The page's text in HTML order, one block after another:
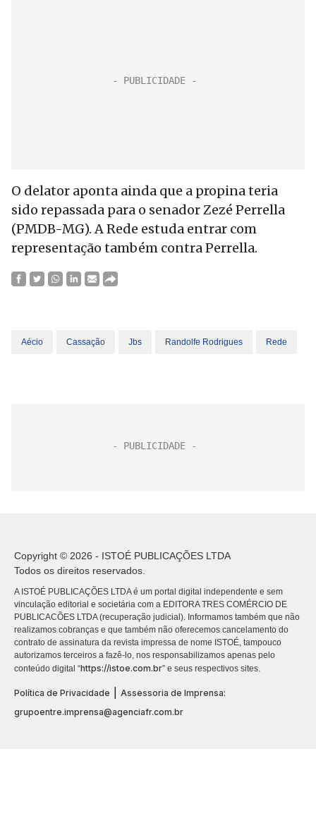
O delator aponta ainda que a propina teria
sido repassada para o senador Zezé Perrella
(PMDB-MG). A Rede estuda entrar com
representação também contra Perrella.
Aécio Cassação Jbs Randolfe Rodrigues Rede
Copyright © 2026 - ISTOÉ PUBLICAÇÕES LTDA
Todos os direitos reservados.
A ISTOÉ PUBLICAÇÕES LTDA é um portal digital independente e sem
vinculação editorial e societária com a EDITORA TRES COMÉRCIO DE
PUBLICACÕES LTDA (recuperação judicial). Informamos também que não
realizamos cobranças e que também não oferecemos cancelamento do
contrato de assinatura da revista impressa de nome ISTOÉ, tampouco
autorizamos terceiros a fazê-lo, nos responsabilizamos apenas pelo
conteúdo digital “https://istoe.com.br” e seus respectivos sites.
Política de Privacidade
Assessoria de Imprensa:
grupoentre.imprensa@agenciafr.com.br